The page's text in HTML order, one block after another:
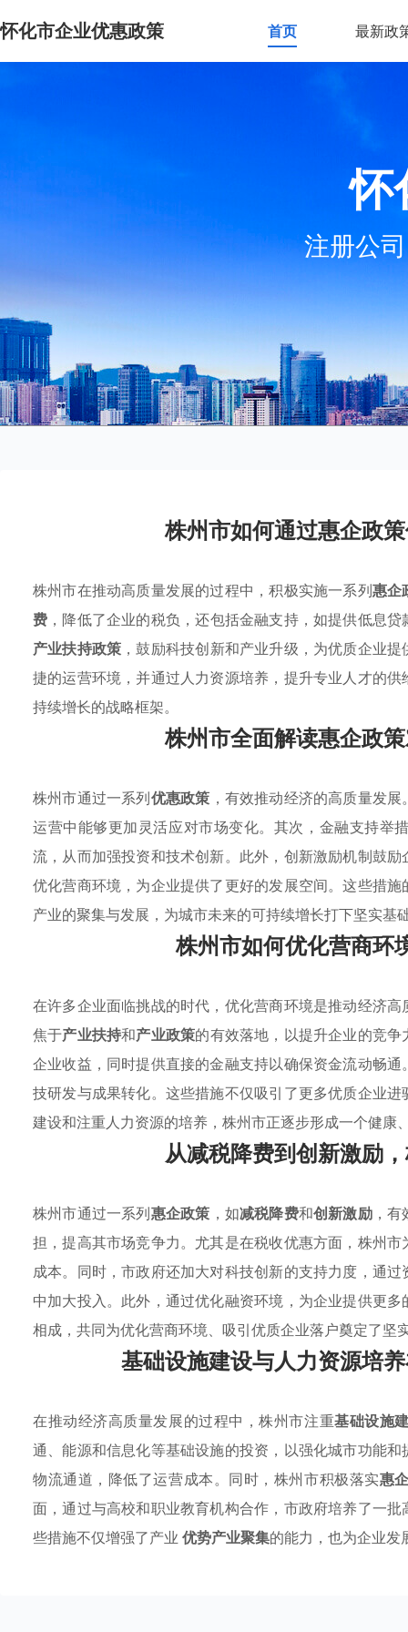
怀化市企业优惠政策 首页 最新政
怀
注册公
株州市如何通过惠企政
株州市在推动高质量发展的过程中，积极实施一系列惠企
费 ，降低了企业的税负，还包括金融支持，如提供低息
产业扶持政策 ，鼓励科技创新和产业升级，为优质企业
捷的运营环境，并通过人力资源培养，提升专业人才的
持续增长的战略框架。
株州市全面解读惠企政
株州市通过一系列优惠政策 ，有效推动经济的高质量发
运营中能够更加灵活应对市场变化。其次，金融支持举
流，从而加强投资和技术创新。此外，创新激励机制鼓
优化营商环境，为企业提供了更好的发展空间。这些措
产业的聚集与发展，为城市未来的可持续增长打下坚实基
株州市如何优化营商环
在许多企业面临挑战的时代，优化营商环境是推动经济
焦于产业扶持和产业政策的有效落地，以提升企业的竞
企业收益，同时提供直接的金融支持以确保资金流动畅
技研发与成果转化。这些措施不仅吸引了更多优质企业
建设和注重人力资源的培养，株州市正逐步形成一个健
从减税降费到创新激励
株州市通过一系列惠企政策 ，如减税降费和创新激励，有
担，提高其市场竞争力。尤其是在税收优惠方面，株州
成本。同时，市政府还加大对科技创新的支持力度，通
中加大投入。此外，通过优化融资环境，为企业提供更多
相成，共同为优化营商环境、吸引优质企业落户奠定了坚
基础设施建设与人力资源培
在推动经济高质量发展的过程中，株州市注重基础设施
通、能源和信息化等基础设施的投资，以强化城市功能
物流通道，降低了运营成本。同时，株州市积极落实惠
面，通过与高校和职业教育机构合作，市政府培养了一
些措施不仅增强了产业 优势产业聚集的能力，也为企业发